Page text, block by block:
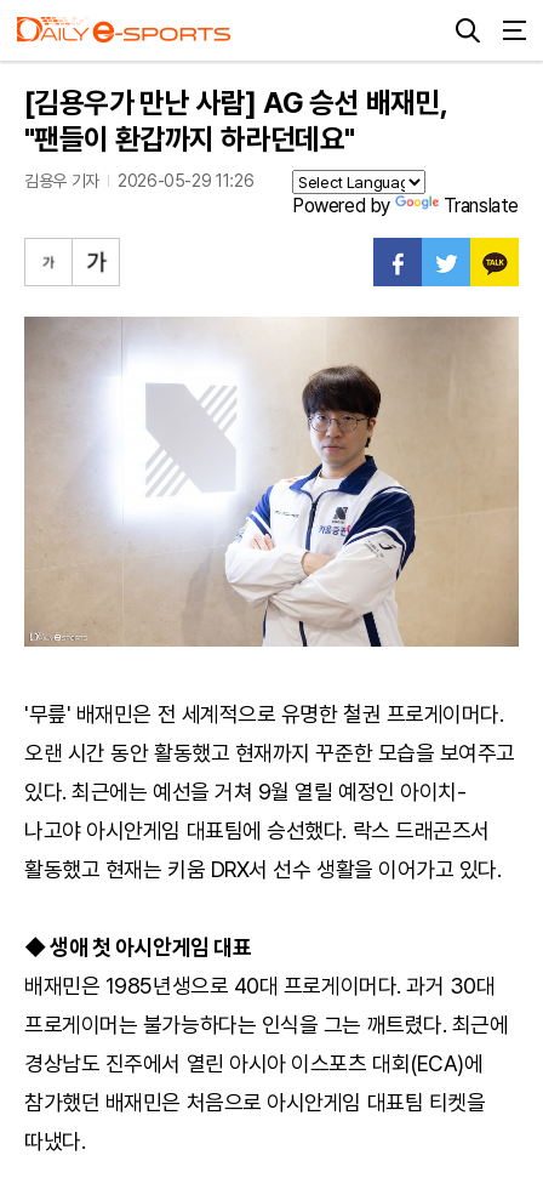
[김용우가 만난 사람] AG 승선 배재민,
"팬들이 환갑까지 하라던데요"
김용우 기자 2026-05-29 11:26
Powered by Translate
'무릎' 배재민은 전 세계적으로 유명한 철권 프로게이머다.
오랜 시간 동안 활동했고 현재까지 꾸준한 모습을 보여주고
있다. 최근에는 예선을 거쳐 9월 열릴 예정인 아이치-
나고야 아시안게임 대표팀에 승선했다. 락스 드래곤즈서
활동했고 현재는 키움 DRX서 선수 생활을 이어가고 있다.
◆ 생애 첫 아시안게임 대표
배재민은 1985년생으로 40대 프로게이머다. 과거 30대
프로게이머는 불가능하다는 인식을 그는 깨트렸다. 최근에
경상남도 진주에서 열린 아시아 이스포츠 대회(ECA)에
참가했던 배재민은 처음으로 아시안게임 대표팀 티켓을
따냈다.